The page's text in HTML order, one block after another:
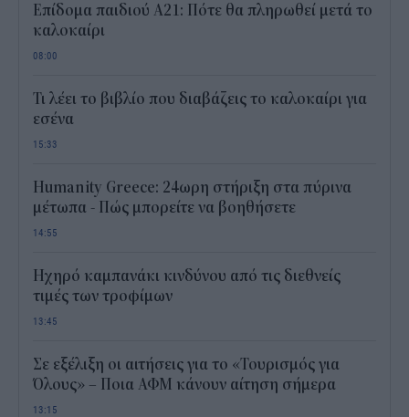
Επίδομα παιδιού Α21: Πότε θα πληρωθεί μετά το
καλοκαίρι
08:00
Τι λέει το βιβλίο που διαβάζεις το καλοκαίρι για
εσένα
15:33
Humanity Greece: 24ωρη στήριξη στα πύρινα
μέτωπα - Πώς μπορείτε να βοηθήσετε
14:55
Ηχηρό καμπανάκι κινδύνου από τις διεθνείς
τιμές των τροφίμων
13:45
Σε εξέλιξη οι αιτήσεις για το «Τουρισμός για
Όλους» – Ποια ΑΦΜ κάνουν αίτηση σήμερα
13:15